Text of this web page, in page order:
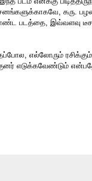
கரு.
படத்தை, இவ்வளவு
எல்லோரும்
எடுக்கவேண்டும்